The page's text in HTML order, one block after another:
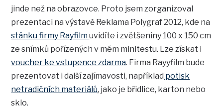
jinde než na obrazovce. Proto jsem zorganizoval
prezentaci na výstavě Reklama Polygraf 2012, kde na
stánku firmy Rayfilmuvidíte i zvětšeniny 100 x 150 cm
ze snímků pořízených v mém minitestu. Lze získat i
voucher ke vstupence zdarma. Firma Rayyfilm bude
prezentovat i další zajímavosti, například potisk
netradičních materiálů, jako je břidlice, karton nebo
sklo.